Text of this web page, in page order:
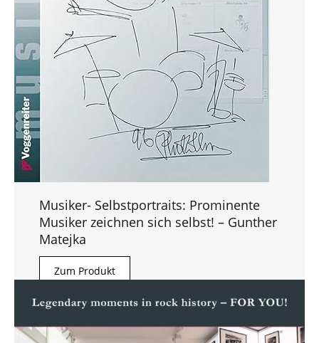
Musiker- Selbstportraits: Prominente
Musiker zeichnen sich selbst! – Gunther
Matejka
Zum Produkt